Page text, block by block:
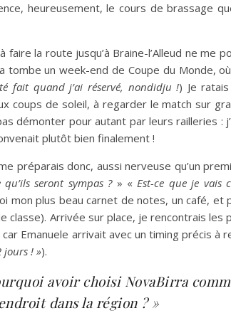
heureusement, le cours de brassage
faire la route jusqu’à Braine-l’Alleud ne me
tombe un week-end de Coupe du Monde,
fait quand j’ai réservé, nondidju !) Je
coups de soleil, à regarder le match sur
démonter pour autant par leurs railleries :
plutôt bien finalement !
préparais donc, aussi nerveuse qu’un
qu’ils seront sympas ?» «Est-ce que je vais
mon plus beau carnet de notes, un café,
classe). Arrivée sur place, je rencontrais
Emanuele arrivait avec un timing précis à
jours ! »).
avoir choisi NovaBirra
dans la région ? »